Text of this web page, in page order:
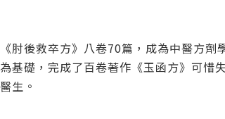
肘後救卒方》八卷70篇，成為中醫方劑
基礎，完成了百卷著作《玉函方》可惜
生。